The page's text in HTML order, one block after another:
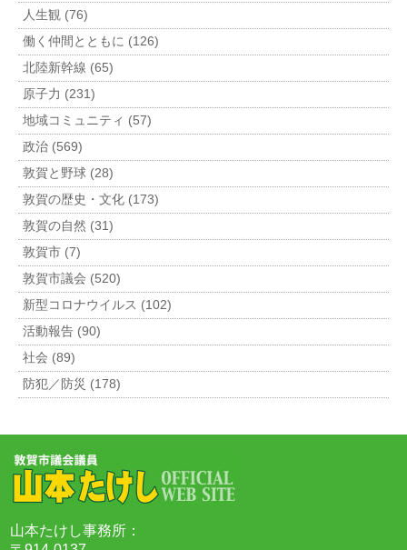
人生観 (76)
働く仲間とともに (126)
北陸新幹線 (65)
原子力 (231)
地域コミュニティ (57)
政治 (569)
敦賀と野球 (28)
敦賀の歴史・文化 (173)
敦賀の自然 (31)
敦賀市 (7)
敦賀市議会 (520)
新型コロナウイルス (102)
活動報告 (90)
社会 (89)
防犯／防災 (178)
山本たけし事務所：